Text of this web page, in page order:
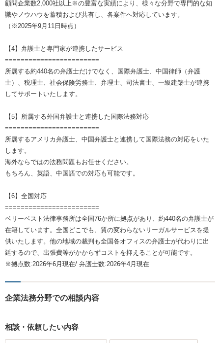
顧問企業数2,000社以上※の豊富な実績により、様々な分野で専門的な知
識やノウハウを蓄積および共有し、各案件へ対応しています。
（※2025年9月11日時点）
【4】弁護士と専門家が連携したサービス
========================
所属する約440名の弁護士だけでなく、国際弁護士、中国律師（弁護
士）、税理士、社会保険労務士、弁理士、司法書士、一級建築士が連携
してサポートいたします。
【5】所属する外国弁護士と連携した国際法務対応
========================
所属するアメリカ弁護士、中国弁護士と連携して国際法務の対応をいた
します。
海外ならではの法務問題もお任せください。
もちろん、英語、中国語での対応も可能です。
【6】全国対応
========================
ベリーベスト法律事務所は全国76か所に拠点があり、約440名の弁護士が
在籍しています。全国どこでも、質の変わらないリーガルサービスを提
供いたします。他の地域の裁判も全国各オフィスの弁護士が代わりに出
廷するので、出張費等がかからずコストを抑えることが可能です。
※拠点数:2026年6月現在/ 弁護士数:2026年4月現在
企業法務分野での相談内容
相談・依頼したい内容